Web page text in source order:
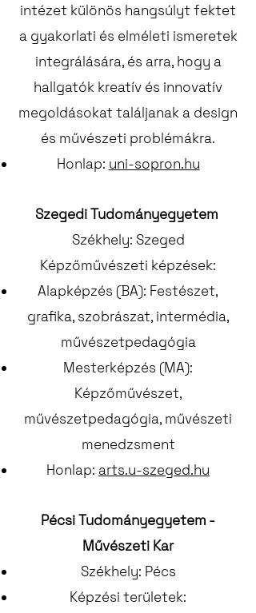
intézet különös hangsúlyt fektet
a gyakorlati és elméleti ismeretek
integrálására, és arra, hogy a
hallgatók kreatív és innovatív
megoldásokat találjanak a design
és művészeti problémákra.
Honlap: uni-sopron.hu
Szegedi Tudományegyetem
Székhely: Szeged
Képzőművészeti képzések:
Alapképzés (BA): Festészet,
grafika, szobrászat, intermédia,
művészetpedagógia
Mesterképzés (MA):
Képzőművészet,
művészetpedagógia, művészeti
menedzsment
Honlap: arts.u-szeged.hu
Pécsi Tudományegyetem -
Művészeti Kar
Székhely: Pécs
Képzési területek: